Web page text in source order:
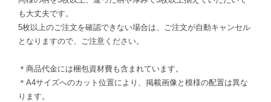
も大丈夫です。
5枚以上のご注文を確認できない場合は、ご注文が自動キャンセル
となりますので、ご注意ください。
＊商品代金には梱包資材費も含まれています。
＊A4サイズへのカット位置により、掲載画像と模様の配置は異な
ります。